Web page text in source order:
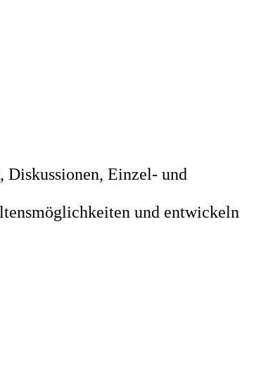
Diskussionen, Einzel- und
und entwickeln